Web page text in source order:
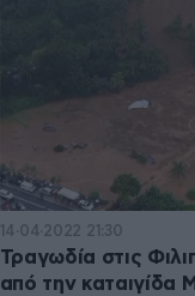
14·04·2022 21:30
Τραγωδία στις
από την καταιγίδα